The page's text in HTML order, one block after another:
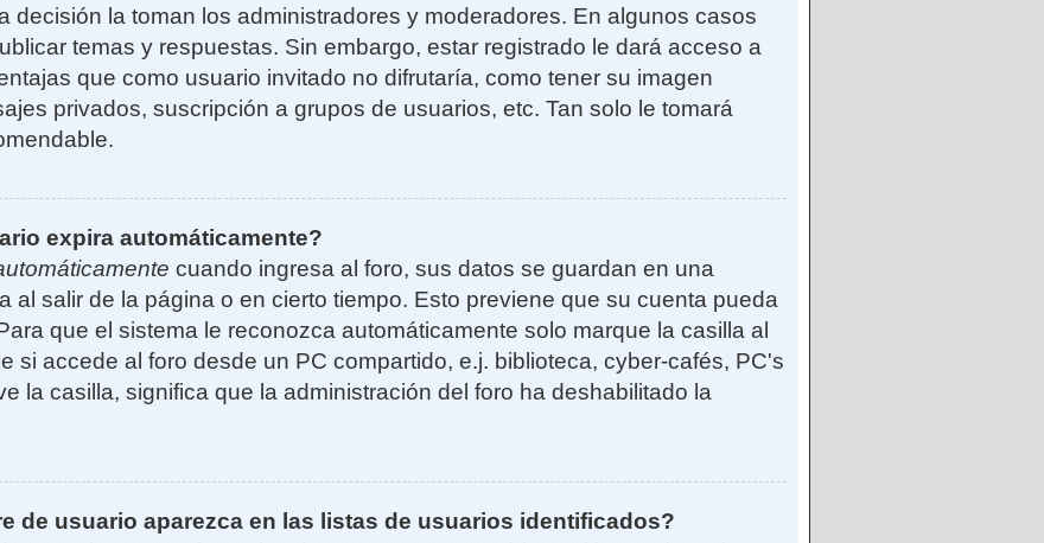
decisión la toman los administradores y moderadores. En algunos casos
temas y respuestas. Sin embargo, estar registrado le dará acceso a
que como usuario invitado no difrutaría, como tener su imagen
privados, suscripción a grupos de usuarios, etc. Tan solo le tomará
expira automáticamente?
cuando ingresa al foro, sus datos se guardan en una
al salir de la página o en cierto tiempo. Esto previene que su cuenta pueda
que el sistema le reconozca automáticamente solo marque la casilla al
si accede al foro desde un PC compartido, e.j. biblioteca, cyber-cafés, PC's
la casilla, significa que la administración del foro ha deshabilitado la
de usuario aparezca en las listas de usuarios identificados?